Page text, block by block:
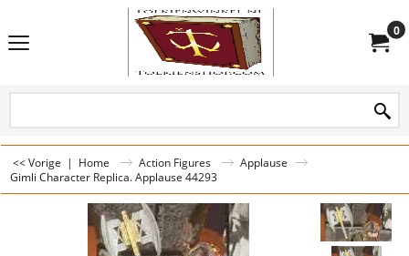
0
<< Vorige | Home Action Figures
Applause
Gimli Character Replica. Applause 44293